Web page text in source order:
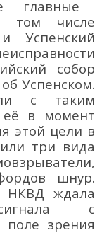
главные
числе
Успенский
собор
Успенском.
с таким
в момент
этой цели в
три вида
взрыватели,
шнур.
НКВД ждала
с
поле зрения